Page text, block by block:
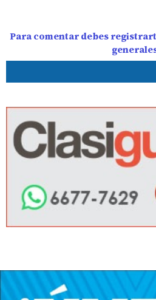
Para comentar debes